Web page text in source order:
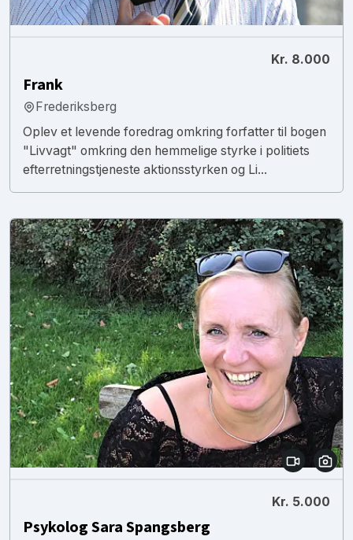
Kr. 8.000
Frank
Frederiksberg
Oplev et levende foredrag omkring forfatter til bogen
"Livvagt" omkring den hemmelige styrke i politiets
efterretningstjeneste aktionsstyrken og Li...
Kr. 5.000
Psykolog Sara Spangsberg